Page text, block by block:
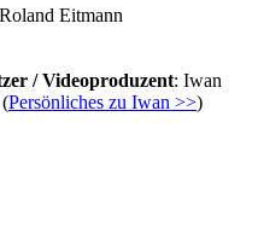
Eitmann
/ Videoproduzent: Iwan
Persönliches zu Iwan >>)